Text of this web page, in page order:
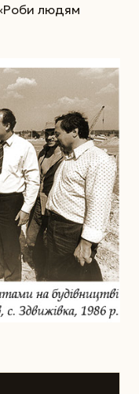
людям